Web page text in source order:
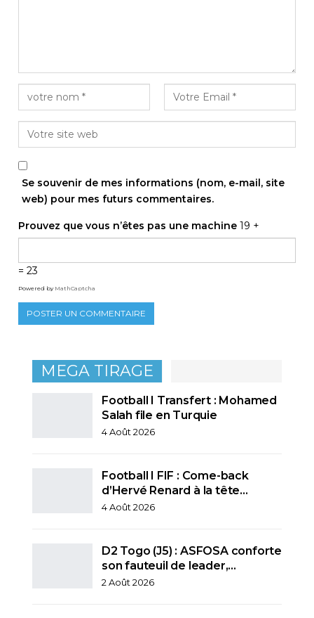
Se souvenir de mes informations (nom, e-mail, site
web) pour mes futurs commentaires.
Prouvez que vous n’êtes pas une machine 19 +
= 23
Powered by MathCaptcha
MEGA TIRAGE
Football I Transfert : Mohamed
Salah file en Turquie
4 Août 2026
Football I FIF : Come-back
d’Hervé Renard à la tête…
4 Août 2026
D2 Togo (J5) : ASFOSA conforte
son fauteuil de leader,…
2 Août 2026